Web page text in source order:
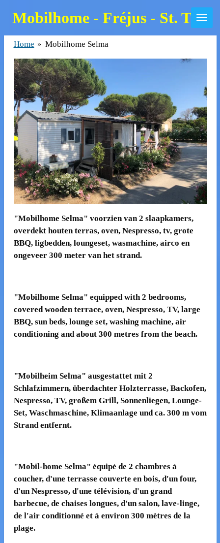
Ga
direct
naar
de
hoofdinhoud
Mobilhome - Fréjus - St.
Home » Mobilhome Selma
"Mobilhome Selma" voorzien van 2 slaapkamers,
overdekt houten terras, oven, Nespresso, tv, grote
BBQ, ligbedden, loungeset, wasmachine, airco en
ongeveer 300 meter van het strand.
"Mobilhome Selma" equipped with 2 bedrooms,
covered wooden terrace, oven, Nespresso, TV, large
BBQ, sun beds, lounge set, washing machine, air
conditioning and about 300 metres from the beach.
"Mobilheim Selma" ausgestattet mit 2
Schlafzimmern, überdachter Holzterrasse, Backofen,
Nespresso, TV, großem Grill, Sonnenliegen, Lounge-
Set, Waschmaschine, Klimaanlage und ca. 300 m vom
Strand entfernt.
"Mobil-home Selma" équipé de 2 chambres à
coucher, d'une terrasse couverte en bois, d'un four,
d'un Nespresso, d'une télévision, d'un grand
barbecue, de chaises longues, d'un salon, lave-linge,
de l'air conditionné et à environ 300 mètres de la
plage.